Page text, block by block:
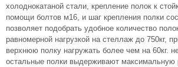
холоднокатаной стали, крепление полок к
помощи болтов м16, и шаг крепления полки
позволяет подобрать удобное количество
равномерной нагрузкой на стеллаж до 750кг,
верхнюю полку нагружать более чем на 60кг.
остальные полки выдерживают максимальную